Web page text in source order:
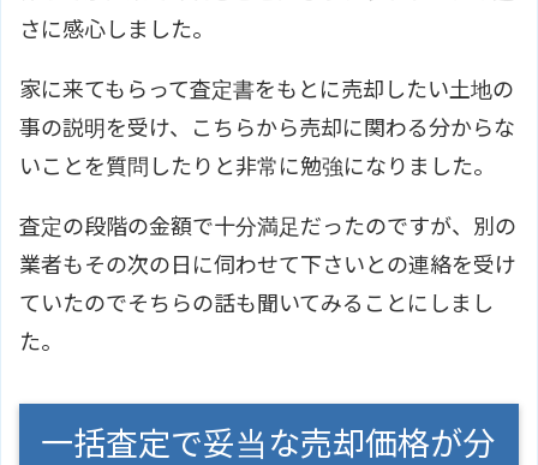
さに感心しました。
家に来てもらって査定書をもとに売却したい土地の
事の説明を受け、こちらから売却に関わる分からな
いことを質問したりと非常に勉強になりました。
査定の段階の金額で十分満足だったのですが、別の
業者もその次の日に伺わせて下さいとの連絡を受け
ていたのでそちらの話も聞いてみることにしまし
た。
一括査定で妥当な売却価格が分